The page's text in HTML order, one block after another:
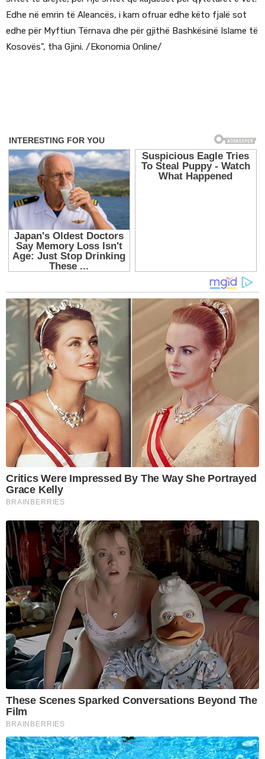
Edhe në emrin të Aleancës, i kam ofruar edhe këto fjalë sot
edhe për Myftiun Tërnava dhe për gjithë Bashkësinë Islame të
Kosovës”, tha Gjini. /Ekonomia Online/